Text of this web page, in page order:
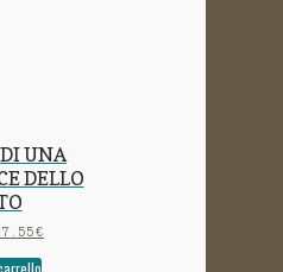
UNA
DELLO
€